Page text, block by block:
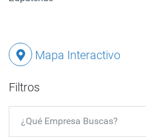
Mapa Interactivo
Filtros